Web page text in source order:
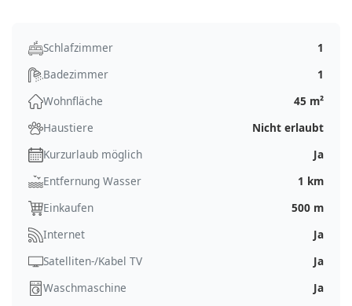
Schlafzimmer
1
Badezimmer
1
Wohnfläche
45 m²
Haustiere
Nicht erlaubt
Kurzurlaub möglich
Ja
Entfernung Wasser
1 km
Einkaufen
500 m
Internet
Ja
Satelliten-/Kabel TV
Ja
Waschmaschine
Ja